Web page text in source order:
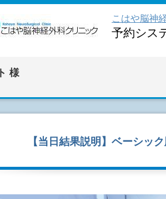
こはや脳神
予約シス
様
【当日結果説明】ベーシ